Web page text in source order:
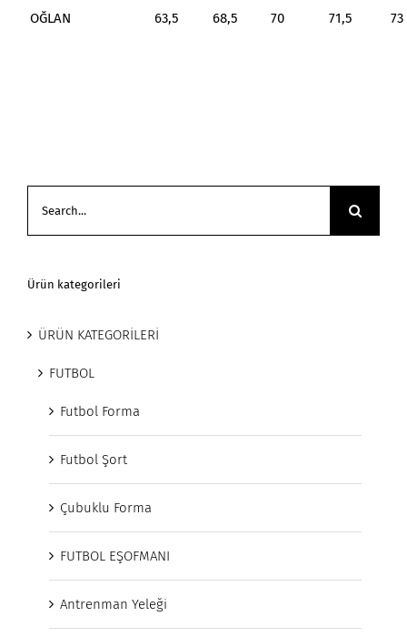
OĞLAN
63,5 68,5 70 71,5 73
Ürün kategorileri
ÜRÜN KATEGORİLERİ
FUTBOL
Futbol Forma
Futbol Şort
Çubuklu Forma
FUTBOL EŞOFMANI
Antrenman Yeleği